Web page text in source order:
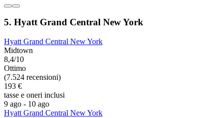
5. Hyatt Grand Central New York
Hyatt Grand Central New York
Midtown
8,4/10
Ottimo
(7.524 recensioni)
193 €
tasse e oneri inclusi
9 ago - 10 ago
Hyatt Grand Central New York